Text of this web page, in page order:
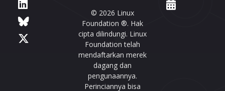
© 2026 Linux
Foundation ®. Hak
cipta dilindungi. Linux
Foundation telah
mendaftarkan merek
dagang dan
pengunaannya.
Perinciannya bisa